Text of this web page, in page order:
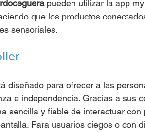
pueden utilizar la app
que los productos
sensoriales.
diseñado para ofrecer a las
e independencia. Gracias a sus
sencilla y fiable de interactuar
Para usuarios ciegos o con